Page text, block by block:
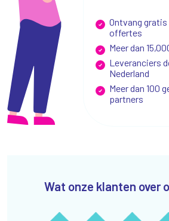
Ontvang
offertes
Meer dan
Leveranciers
Nederland
Meer dan 100
partners
Wat onze klanten over